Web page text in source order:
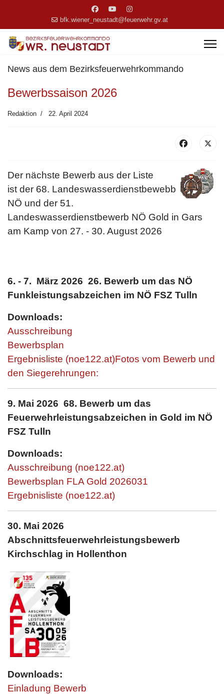
bfk.wiener_neustadt@feuerwehr.gv.at
News aus dem Bezirksfeuerwehrkommando
Bewerbssaison 2026
Redaktion 22. April 2024
Der nächste Bewerb aus der Liste
ist der 68. Landeswasserdienstbewebb
NÖ und der 51.
Landeswasserdienstbewerb NÖ Gold in Gars
am Kamp von 27. - 30. August 2026
6. - 7. März 2026 26. Bewerb um das NÖ
Funkleistungsabzeichen im NÖ FSZ Tulln
Downloads:
Ausschreibung
Bewerbsplan
Ergebnisliste (noe122.at)Fotos vom Bewerb und
den Siegerehrungen:
9. Mai 2026 68. Bewerb um das
Feuerwehrleistungsabzeichen in Gold im NÖ
FSZ Tulln
Downloads:
Ausschreibung (noe122.at)
Bewerbsplan FLA Gold 2026031
Ergebnisliste (noe122.at)
30. Mai 2026
Abschnittsfeuerwehrleistungsbewerb
Kirchschlag in Hollenthon
Downloads:
Einladung Bewerb